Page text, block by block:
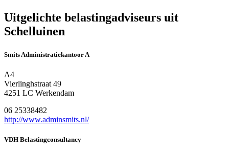
Uitgelichte belastingadviseurs uit
Schelluinen
Smits Administratiekantoor A
A4
Vierlinghstraat 49
4251 LC Werkendam
06 25338482
http://www.adminsmits.nl/
VDH Belastingconsultancy